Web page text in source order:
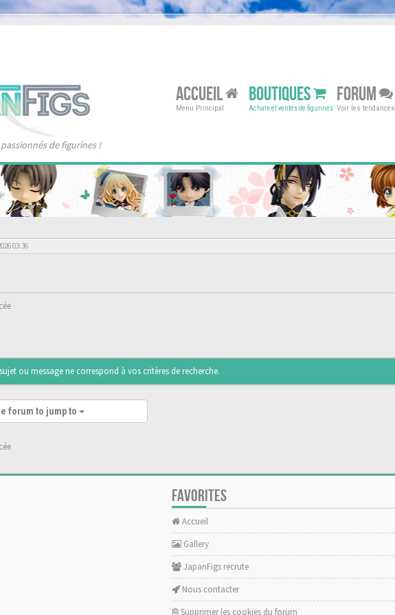
de figurines !
ACCUEIL
Menu Principal
BOUTIQUES
Achats et ventes de figurines
FORUM
Voir les tendances
03:36
ou message ne correspond à vos critères de recherche.
forum to jump to
FAVORITES
Accueil
Gallery
JapanFigs recrute
Nous contacter
Supprimer les cookies du forum